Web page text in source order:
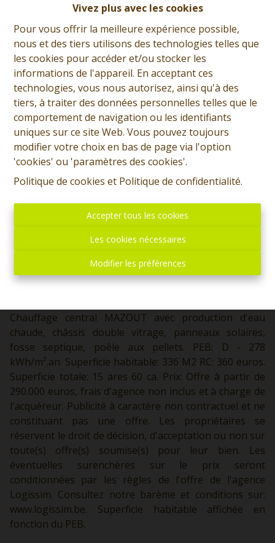
Vivez plus avec les cookies
Pour vous offrir la meilleure expérience possible,
nous et des tiers utilisons des technologies telles que
les cookies pour accéder et/ou stocker les
informations de l'appareil. En acceptant ces
technologies, vous nous autorisez, ainsi qu'à des
tiers, à traiter des données personnelles telles que le
comportement de navigation ou les identifiants
uniques sur ce site Web. Vous pouvez toujours
modifier votre choix en bas de page via l'option
'cookies' ou 'paramètres des cookies'.
Politique de cookies et Politique de confidentialité.
Accepter tous les cookies
Les cookies nécessaires
Modifier les préférences
Romain Thomas
Demande d'informations
+32 (0)65 31 96 96
4 1 336 m² 1560 m²
2
inclus et à charge de l'acquéreur. Chouette maison 3
façades avec 4 chambres et comprenant: Sous-sol: une
cave. Rez: Hall d'entrée, salon donnant sur coin avec
baie vitrée, salle à manger, cuisine équipée, salle de
bain (douche et baignoire) , bureau, buanderie,
Chauffage central MAZOUT avec production d'eau
chaude, châssis double vitrage, panneaux solaires,
fosse septique, poêle aux pellets. PEB: D - 278
kWh/m².an. Superficie habitable: 336 M2 RC: 360 euros.
Superficie totale: 15 ares 60 ca. Prix: Offre à partir de
290.000 euros, frais d'agence non inclus et à charge de
l'acquéreur. Publicité à caractère non contractuel et ne
constituant pas une offre. Les propriétaires se
réservent le droit de décision, d'acceptation ou non sur
toute(s) offre(s) soumise(s) pour leur bien. Les
éventuelles surenchères sur le prix seront
conditionnées par les règles de l'offre de l'agence
Logissim. Consultez notre barème et conditions sur:
www.logissim.be. Superficie habitable affichée en
fonction du PEB.